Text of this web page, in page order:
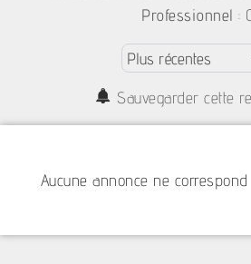
Professionnel :
Sauvegarder cette
Aucune annonce ne